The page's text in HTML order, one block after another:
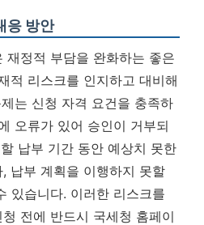
응 방안
재정적 부담을 완화하는 좋은
적 리스크를 인지하고 대비해
는 신청 자격 요건을 충족하
오류가 있어 승인이 거부되
납부 기간 동안 예상치 못한
납부 계획을 이행하지 못할
있습니다. 이러한 리스크를
전에 반드시 국세청 홈페이